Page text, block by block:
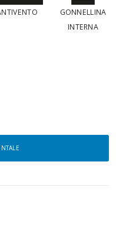
GONNELLINA
INTERNA